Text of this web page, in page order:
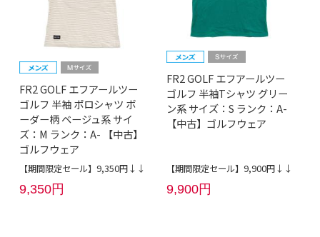
FR2 GOLF エフアールツー
ゴルフ 半袖 ポロシャツ ボ
ーダー柄 ベージュ系 サイ
ズ：M ランク：A- 【中古】
ゴルフウェア
【期間限定セール】9,350円↓↓
9,350円
FR2 GOLF エフアールツー
ゴルフ 半袖Tシャツ グリー
ン系 サイズ：S ランク：A-
【中古】ゴルフウェア
【期間限定セール】9,900円↓↓
9,900円